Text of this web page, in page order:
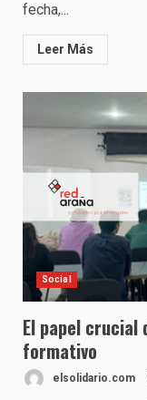
fecha,...
Leer Más
Social
El papel crucial
formativo
elsolidario.com